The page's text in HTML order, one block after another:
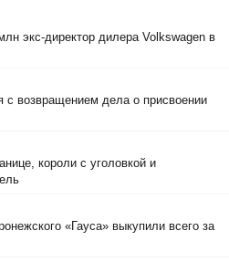
экс-директор дилера Volkswagen в
с возвращением дела о присвоении
короли с уголовкой и
«Гауса» выкупили всего за